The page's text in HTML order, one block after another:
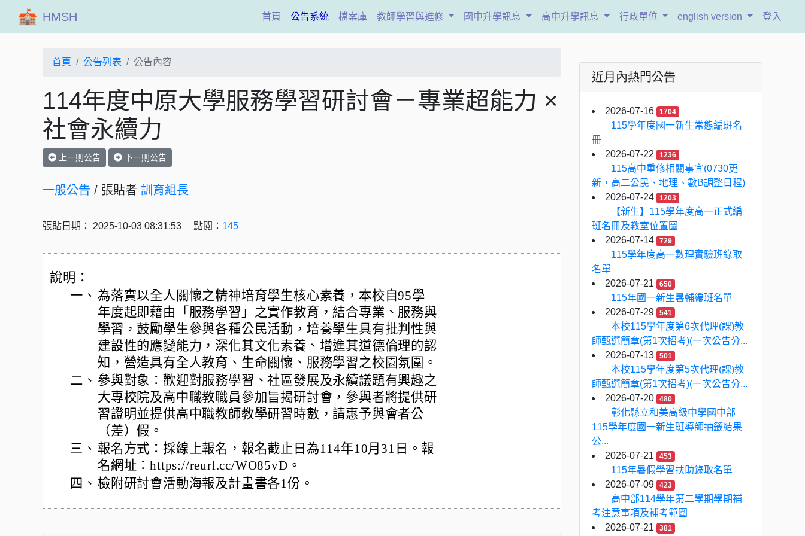
HMSH 首頁(current)
公告系統 檔案庫 教師學習與進修 國中升學訊息 高中升學訊息 行政單位 english version 登入
首頁 公告列表 公告內容
114年度中原大學服務學習研討會－專業超能力 ×
社會永續力
上一則公告 下一則公告
一般公告 / 張貼者 訓育組長
張貼日期： 2025-10-03 08:31:53 點閱： 145
說明：
一、 為落實以全人關懷之精神培育學生核心素養，本校自95學
年度起即藉由「服務學習」之實作教育，結合專業、服務與
學習，鼓勵學生參與各種公民活動，培養學生具有批判性與
建設性的應變能力，深化其文化素養、增進其道德倫理的認
知，營造具有全人教育、生命關懷、服務學習之校園氛圍。
二、 參與對象：歡迎對服務學習、社區發展及永續議題有興趣之
大專校院及高中職教職員參加旨揭研討會，參與者將提供研
習證明並提供高中職教師教學研習時數，請惠予與會者公
（差）假。
三、 報名方式：採線上報名，報名截止日為114年10月31日。報
名網址：https://reurl.cc/WO85vD。
四、 檢附研討會活動海報及計畫書各1份。
近月內熱門公告
2026-07-16 1704
115學年度國一新生常態編班名
冊
2026-07-22
1236
115高中重修相關事宜(0730更
新，高二公民、地理、數B調整日程)
2026-07-24
1203
【新生】115學年度高一正式編
班名冊及教室位置圖
2026-07-14
729
115學年度高一數理實驗班錄取
名單
2026-07-21
650
115年國一新生暑輔編班名單
2026-07-29
541
本校115學年度第6次代理(課)教
師甄選簡章(第1次招考)(一次公告分...
2026-07-13
501
本校115學年度第5次代理(課)教
師甄選簡章(第1次招考)(一次公告分...
2026-07-20
480
彰化縣立和美高級中學國中部
115學年度國一新生班導師抽籤結果
公...
2026-07-21
453
115年暑假學習扶助錄取名單
2026-07-09
423
高中部114學年第二學期學期補
考注意事項及補考範圍
2026-07-21
381